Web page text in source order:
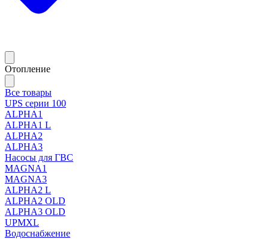
Отопление
Все товары
UPS серии 100
ALPHA1
ALPHA1 L
ALPHA2
ALPHA3
Насосы для ГВС
MAGNA1
MAGNA3
ALPHA2 L
ALPHA2 OLD
ALPHA3 OLD
UPMXL
Водоснабжение